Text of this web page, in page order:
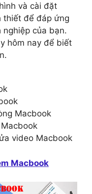
và cài đặt
thiết để đáp ứng
nghiệp của bạn.
hôm nay để biết
Macbook
video Macbook
Macbook